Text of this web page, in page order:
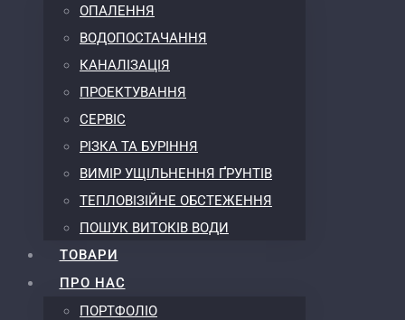
ОПАЛЕННЯ
ВОДОПОСТАЧАННЯ
КАНАЛІЗАЦІЯ
ПРОЕКТУВАННЯ
СЕРВІС
РІЗКА ТА БУРІННЯ
ВИМІР УЩІЛЬНЕННЯ ҐРУНТІВ
ТЕПЛОВІЗІЙНЕ ОБСТЕЖЕННЯ
ПОШУК ВИТОКІВ ВОДИ
ТОВАРИ
ПРО НАС
ПОРТФОЛІО